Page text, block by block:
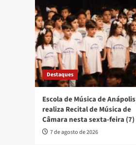
Destaques
Escola de Música de Anápolis
realiza Recital de Música de
Câmara nesta sexta-feira (7)
7 de agosto de 2026